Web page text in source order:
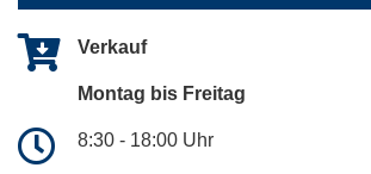
Verkauf
Montag bis Freitag
8:30 - 18:00 Uhr